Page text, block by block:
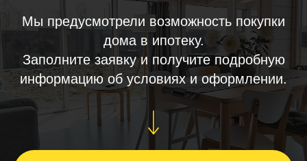
Мы предусмотрели возможность покупки
дома в ипотеку.
Заполните заявку и получите подробную
информацию об условиях и оформлении.